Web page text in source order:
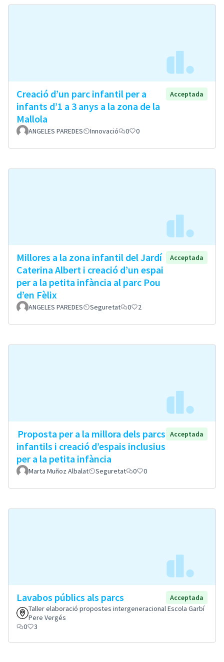
Creació d’un parc infantil per a
infants d’1 a 3 anys a la zona de la
Mallola
Acceptada
ANGELES PAREDES Innovació 0 0
Millores a la zona infantil del Jardí
Caterina Albert i creació d’un espai
per a la petita infància al parc Pou
d’en Fèlix
Acceptada
ANGELES PAREDES Seguretat 0 2
Proposta per a la millora dels parcs
infantils i creació d’espais inclusius
per a la petita infància
Acceptada
Marta Muñoz Albalat Seguretat 0 0
Lavabos públics als parcs
Acceptada
Taller elaboració propostes intergeneracional Escola Garbí
Pere Vergés
0
3